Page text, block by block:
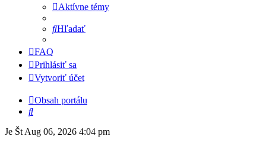
Aktívne témy
Hľadať
FAQ
Prihlásiť sa
Vytvoriť účet
Obsah portálu
Hľadať
Je Št Aug 06, 2026 4:04 pm